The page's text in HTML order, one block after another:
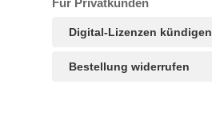
Für Privatkunden
Digital-Lizenzen kündigen
Bestellung widerrufen